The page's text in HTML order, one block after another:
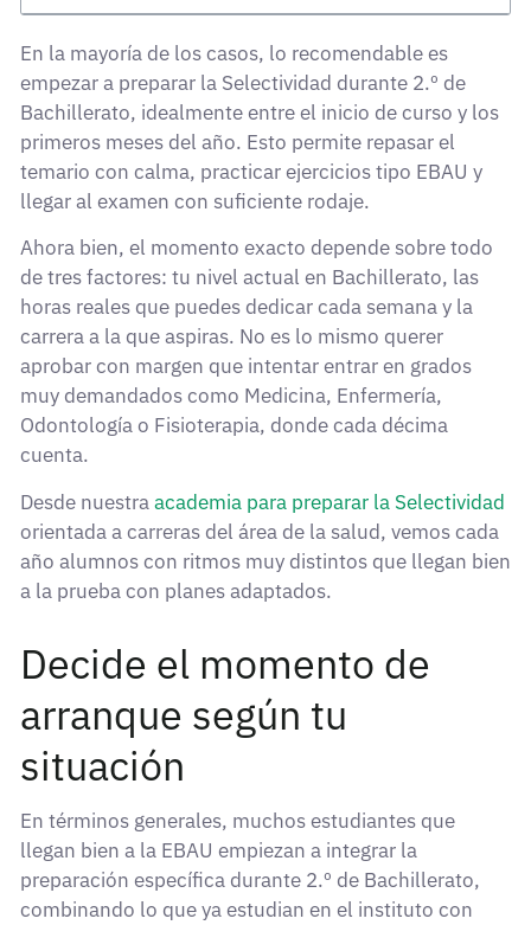
En la mayoría de los casos, lo recomendable es
empezar a preparar la Selectividad durante 2.º de
Bachillerato, idealmente entre el inicio de curso y los
primeros meses del año. Esto permite repasar el
temario con calma, practicar ejercicios tipo EBAU y
llegar al examen con suficiente rodaje.
Ahora bien, el momento exacto depende sobre todo
de tres factores: tu nivel actual en Bachillerato, las
horas reales que puedes dedicar cada semana y la
carrera a la que aspiras. No es lo mismo querer
aprobar con margen que intentar entrar en grados
muy demandados como Medicina, Enfermería,
Odontología o Fisioterapia, donde cada décima
cuenta.
Desde nuestraacademia para preparar la Selectividad
orientada a carreras del área de la salud, vemos cada
año alumnos con ritmos muy distintos que llegan bien
a la prueba con planes adaptados.
Decide el momento de
arranque según tu
situación
En términos generales, muchos estudiantes que
llegan bien a la EBAU empiezan a integrar la
preparación específica durante 2.º de Bachillerato,
combinando lo que ya estudian en el instituto con